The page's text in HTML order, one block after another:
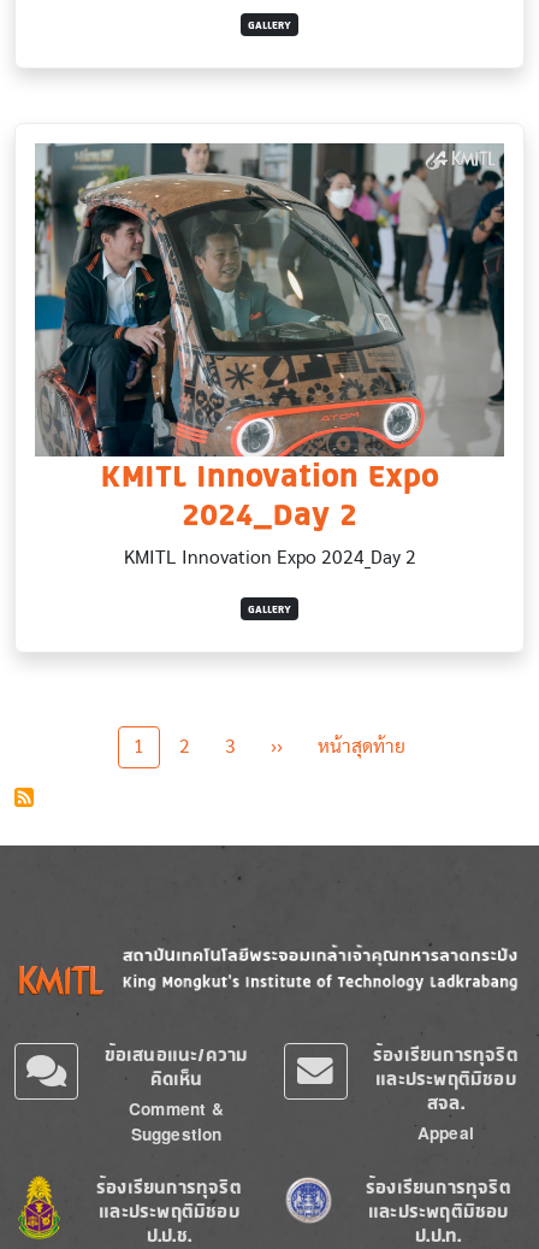
GALLERY
KMITL Innovation Expo
2024_Day 2
KMITL Innovation Expo 2024_Day 2
GALLERY
1 2 3 ››Next page
หน้าสุดท้าย
Image
ข้อเสนอแนะ/ความ
คิดเห็น
Comment &
Suggestion
ร้องเรียนการทุจริต
และประพฤติมิชอบ
สจล.
Appeal
Image
ร้องเรียนการทุจริต
และประพฤติมิชอบ
ป.ป.ช.
Image
ร้องเรียนการทุจริต
และประพฤติมิชอบ
ป.ป.ท.